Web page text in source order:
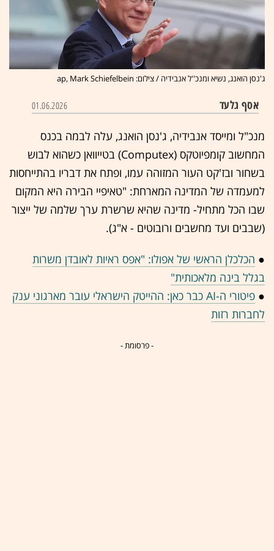
ג'נסן הואנג, נשיא ומנכ''ל אנבידיה / צילום: ap, Mark Schiefelbein
אסף גלעד 01.06.2026
מנכ"ל ומייסד אנבידיה, ג'נסן הואנג, עלה לבמה בכנס
המחשוב קומפיוטקס (Computex) בטייוואן כשהוא לבוש
בשחור ובז'קט העור המזוהה עמו, ופתח את דבריו בהתייחסות
למעמדה של המדינה המארחת: "טאיפיי הבירה היא המקום
שבו הכל מתחיל- מדינה שהיא שרשרת ערך שלמה של ייצור
(שבבים ועד מחשבים ורובוטים - א"ג).
● הכלכלן הראשי של אפולו: "אפס ראיות לאובדן משרות
בגלל בינה מלאכותית"
●
פיטורי ה-AI כבר כאן: ההייטק הישראלי עובר מארגוני ענק
לחברות רזות
- פרסומת -